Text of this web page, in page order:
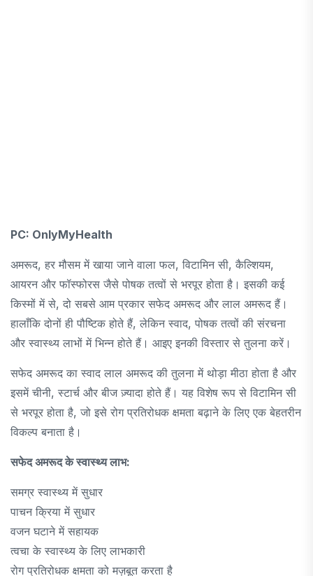
PC: OnlyMyHealth
अमरूद, हर मौसम में खाया जाने वाला फल, विटामिन सी, कैल्शियम,
आयरन और फॉस्फोरस जैसे पोषक तत्वों से भरपूर होता है। इसकी कई
किस्मों में से, दो सबसे आम प्रकार सफेद अमरूद और लाल अमरूद हैं।
हालाँकि दोनों ही पौष्टिक होते हैं, लेकिन स्वाद, पोषक तत्वों की संरचना
और स्वास्थ्य लाभों में भिन्न होते हैं। आइए इनकी विस्तार से तुलना करें।
सफेद अमरूद का स्वाद लाल अमरूद की तुलना में थोड़ा मीठा होता है और
इसमें चीनी, स्टार्च और बीज ज़्यादा होते हैं। यह विशेष रूप से विटामिन सी
से भरपूर होता है, जो इसे रोग प्रतिरोधक क्षमता बढ़ाने के लिए एक बेहतरीन
विकल्प बनाता है।
सफेद अमरूद के स्वास्थ्य लाभ:
समग्र स्वास्थ्य में सुधार
पाचन क्रिया में सुधार
वजन घटाने में सहायक
त्वचा के स्वास्थ्य के लिए लाभकारी
रोग प्रतिरोधक क्षमता को मज़बूत करता है